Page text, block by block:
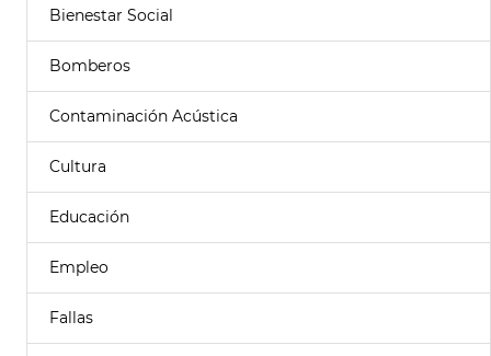
Bienestar Social
Bomberos
Contaminación Acústica
Cultura
Educación
Empleo
Fallas